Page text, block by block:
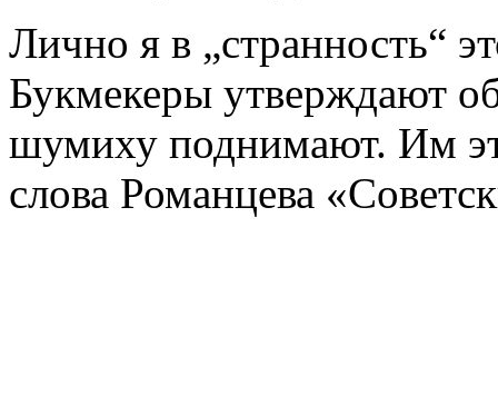
Лично я в „странность“
Букмекеры утверждают
шумиху поднимают. Им
слова Романцева